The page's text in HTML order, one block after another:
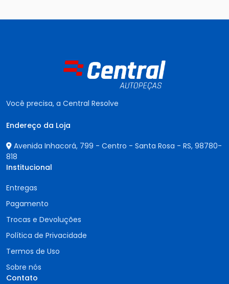
Você precisa, a Central Resolve
Endereço da Loja
Avenida Inhacorá, 799 - Centro - Santa Rosa - RS, 98780-
818
Institucional
Entregas
Pagamento
Trocas e Devoluções
Política de Privacidade
Termos de Uso
Sobre nós
Contato